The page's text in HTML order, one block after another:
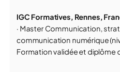
IGC Formatives, Rennes,
· Master Communication,
communication numérique
Formation validée et diplôme